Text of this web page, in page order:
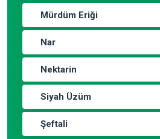
Mürdüm Eriği
Nar
Nektarin
Siyah Üzüm
Şeftali